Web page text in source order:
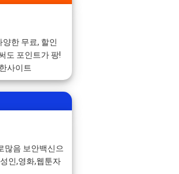
한 무료, 할인
도 포인트가 팡!
사이트
많음 보안백신으
인,영화,웹툰자